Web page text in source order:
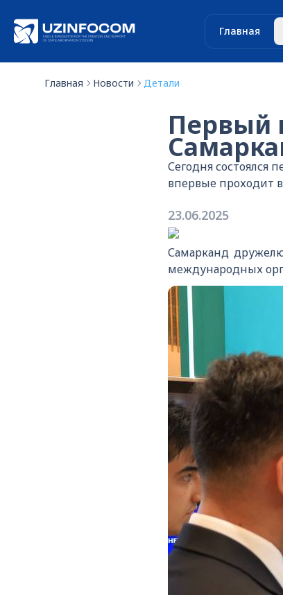
Главная
Главная Новости Детали
Первый
Сегодня
впервые проходит
23.06.2025
Самарканд
международных